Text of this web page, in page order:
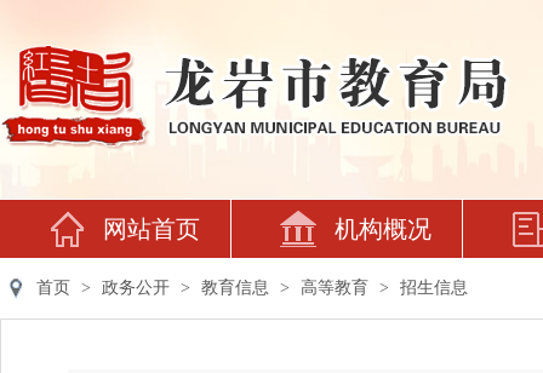
网站首页 机构概况
首页 > 政务公开 > 教育信息 > 高等教育 > 招生信息